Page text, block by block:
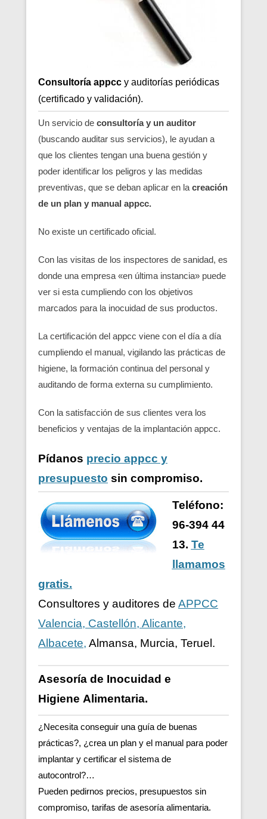
Consultoría appcc y auditorías periódicas
(certificado y validación).
Un servicio de consultoría y un auditor
(buscando auditar sus servicios), le ayudan a
que los clientes tengan una buena gestión y
poder identificar los peligros y las medidas
preventivas, que se deban aplicar en la creación
de un plan y manual appcc.
No existe un certificado oficial.
Con las visitas de los inspectores de sanidad, es
donde una empresa «en última instancia» puede
ver si esta cumpliendo con los objetivos
marcados para la inocuidad de sus productos.
La certificación del appcc viene con el día a día
cumpliendo el manual, vigilando las prácticas de
higiene, la formación continua del personal y
auditando de forma externa su cumplimiento.
Con la satisfacción de sus clientes vera los
beneficios y ventajas de la implantación appcc.
Pídanos precio appcc y
presupuesto sin compromiso.
Teléfono:
96-394 44
13. Te
llamamos
gratis.
Consultores y auditores de APPCC
Valencia, Castellón, Alicante,
Albacete, Almansa, Murcia, Teruel.
Asesoría de Inocuidad e
Higiene Alimentaria.
¿Necesita conseguir una guía de buenas
prácticas?, ¿crea un plan y el manual para poder
implantar y certificar el sistema de
autocontrol?…
Pueden pedirnos precios, presupuestos sin
compromiso, tarifas de asesoría alimentaria.